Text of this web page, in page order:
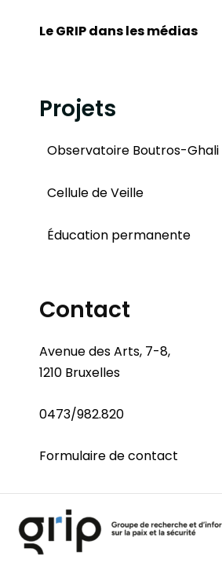
Le GRIP dans les médias
Projets
Observatoire Boutros-Ghali
Cellule de Veille
Éducation permanente
Contact
Avenue des Arts, 7-8,
1210 Bruxelles
0473/982.820
Formulaire de contact